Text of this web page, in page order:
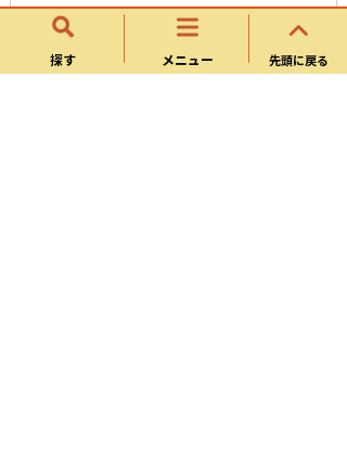
探す メニュー 先頭に戻る
第17号「勇壮の美 四天と羽織」
第18号「特別展 東海の発掘ニュース」